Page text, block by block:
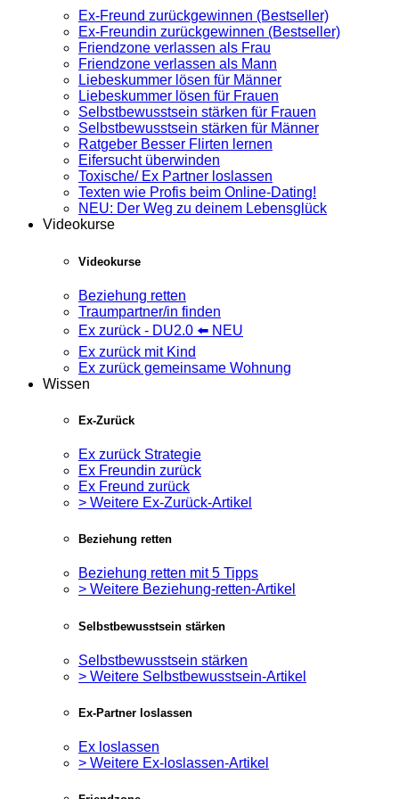
Ex-Freund zurückgewinnen (Bestseller)
Ex-Freundin zurückgewinnen (Bestseller)
Friendzone verlassen als Frau
Friendzone verlassen als Mann
Liebeskummer lösen für Männer
Liebeskummer lösen für Frauen
Selbstbewusstsein stärken für Frauen
Selbstbewusstsein stärken für Männer
Ratgeber Besser Flirten lernen
Eifersucht überwinden
Toxische/ Ex Partner loslassen
Texten wie Profis beim Online-Dating!
NEU: Der Weg zu deinem Lebensglück
Videokurse
Videokurse
Beziehung retten
Traumpartner/in finden
Ex zurück - DU2.0 ⬅️ NEU
Ex zurück mit Kind
Ex zurück gemeinsame Wohnung
Wissen
Ex-Zurück
Ex zurück Strategie
Ex Freundin zurück
Ex Freund zurück
> Weitere Ex-Zurück-Artikel
Beziehung retten
Beziehung retten mit 5 Tipps
> Weitere Beziehung-retten-Artikel
Selbstbewusstsein stärken
Selbstbewusstsein stärken
> Weitere Selbstbewusstsein-Artikel
Ex-Partner loslassen
Ex loslassen
> Weitere Ex-loslassen-Artikel